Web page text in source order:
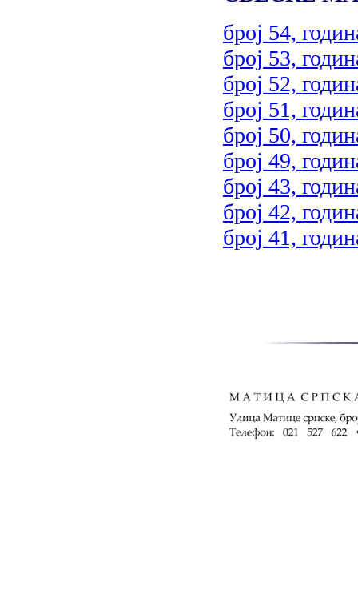
број 54,
број 53,
број 52,
број 51,
број 50,
број 49,
број 43,
број 42,
број 41,